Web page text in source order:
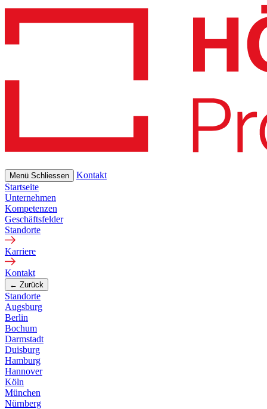
Skip
content
Menü Schliessen
Kontakt
Startseite
Unternehmen
Kompetenzen
Geschäftsfelder
Standorte
Karriere
Kontakt
← Zurück
Standorte
Augsburg
Berlin
Bochum
Darmstadt
Duisburg
Hamburg
Hannover
Köln
München
Nürnberg